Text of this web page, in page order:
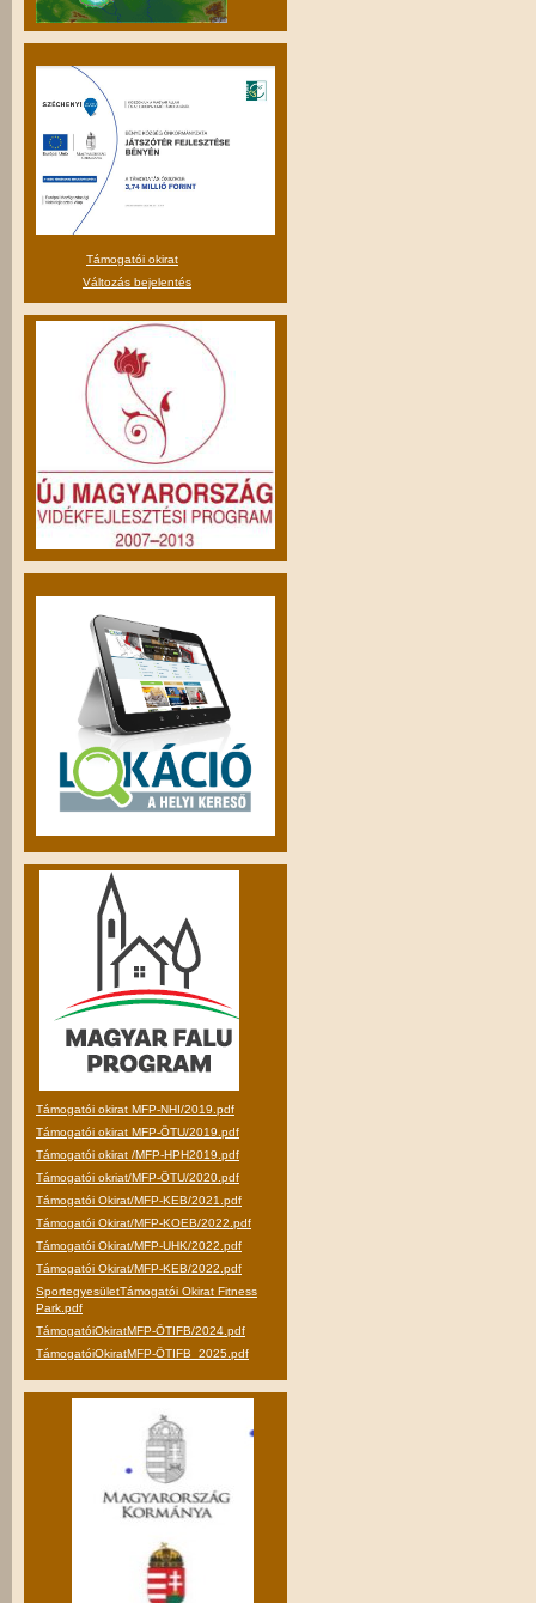
Támogatói okirat
Változás bejelentés
Támogatói okirat MFP-NHI/2019.pdf
Támogatói okirat MFP-ÖTU/2019.pdf
Támogatói okirat /MFP-HPH2019.pdf
Támogatói okriat/MFP-ÖTU/2020.pdf
Támogatói Okirat/MFP-KEB/2021.pdf
Támogatói Okirat/MFP-KOEB/2022.pdf
Támogatói Okirat/MFP-UHK/2022.pdf
Támogatói Okirat/MFP-KEB/2022.pdf
SportegyesületTámogatói Okirat Fitness
Park.pdf
TámogatóiOkiratMFP-ÖTIFB/2024.pdf
TámogatóiOkiratMFP-ÖTIFB_2025.pdf